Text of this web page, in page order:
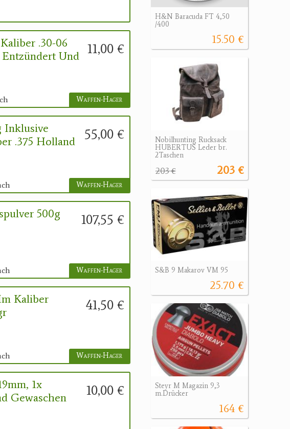
11,00 €
.30-06
Und
Waffen-Hager
55,00 €
Inklusive
.375 Holland
Waffen-Hager
107,55 €
500g
Waffen-Hager
41,50 €
Kaliber
Waffen-Hager
10,00 €
1x
Gewaschen
H&N Baracuda FT 4,50
/400
15.50 €
Nobilhunting Rucksack
HUBERTUS Leder br.
2Taschen
203 €
203 €
S&B 9 Makarov VM 95
25.70 €
Steyr M Magazin 9,3
m.Drücker
164 €